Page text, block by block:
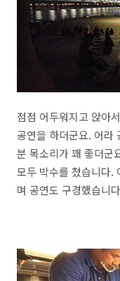
점점 어두워지고 앉아
공연을 하더군요. 어라
분 목소리가 꽤 좋더군
모두 박수를 쳤습니다.
며 공연도 구경했습니